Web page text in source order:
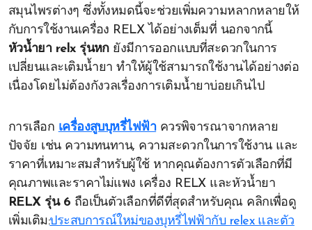
สมุนไพรต่างๆ ซึ่งทั้งหมดนี้จะช่วยเพิ่มความหลากหลายให้
กับการใช้งานเครื่อง RELX ได้อย่างเต็มที่ นอกจากนี้
หัวน้ำยา relx รุ่นหกยังมีการออกแบบที่สะดวกในการ
เปลี่ยนและเติมน้ำยา ทำให้ผู้ใช้สามารถใช้งานได้อย่างต่อ
เนื่องโดยไม่ต้องกังวลเรื่องการเติมน้ำยาบ่อยเกินไป
การเลือก เครื่องสูบบุหรี่ไฟฟ้าควรพิจารณาจากหลาย
ปัจจัย เช่น ความทนทาน, ความสะดวกในการใช้งาน และ
ราคาที่เหมาะสมสำหรับผู้ใช้ หากคุณต้องการตัวเลือกที่มี
คุณภาพและราคาไม่แพง เครื่อง RELX และหัวน้ำยา
RELX รุ่น 6 ถือเป็นตัวเลือกที่ดีที่สุดสำหรับคุณ คลิกเพื่อดู
เพิ่มเติม:ประสบการณ์ใหม่ของบุหรี่ไฟฟ้ากับ relex และตัว